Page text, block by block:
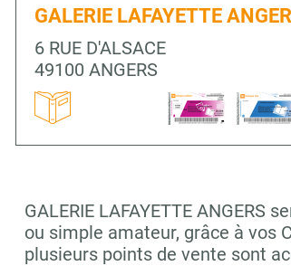
GALERIE LAFAYETTE
6 RUE D'ALSACE
49100 ANGERS
GALERIE LAFAYETTE
ou simple amateur, grâce à vos
plusieurs points de vente sont